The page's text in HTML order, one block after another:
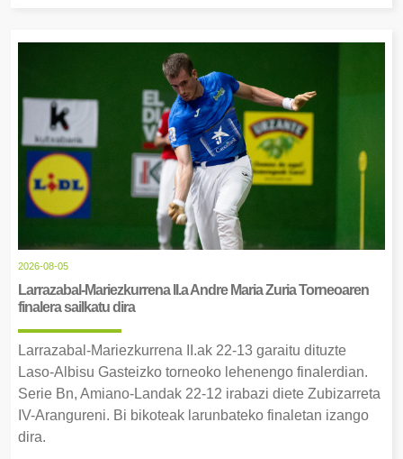
2026-08-05
Larrazabal-Mariezkurrena II.a Andre Maria Zuria Torneoaren
finalera sailkatu dira
Larrazabal-Mariezkurrena II.ak 22-13 garaitu dituzte
Laso-Albisu Gasteizko torneoko lehenengo finalerdian.
Serie Bn, Amiano-Landak 22-12 irabazi diete Zubizarreta
IV-Arangureni. Bi bikoteak larunbateko finaletan izango
dira.